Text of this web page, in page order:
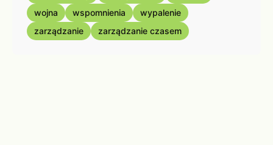
wojna
wspomnienia
wypalenie
zarządzanie
zarządzanie czasem